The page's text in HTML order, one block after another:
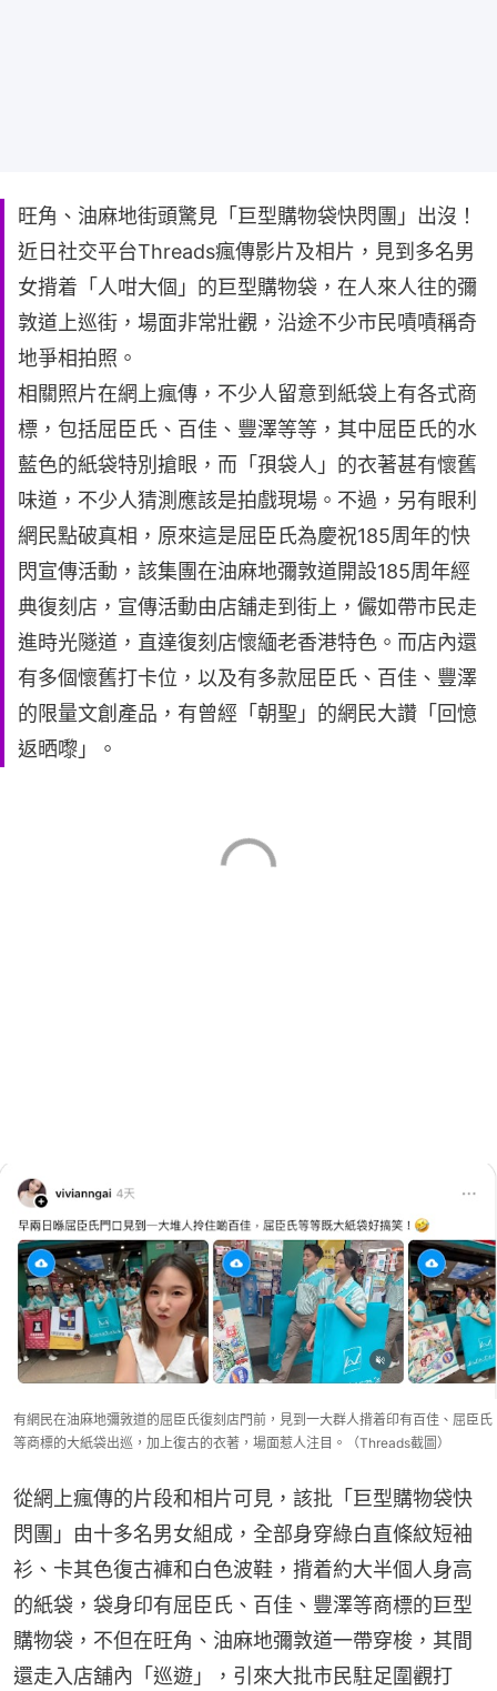
旺角、油麻地街頭驚見「巨型購物袋快閃團」出沒！
近日社交平台Threads瘋傳影片及相片，見到多名男
女揹着「人咁大個」的巨型購物袋，在人來人往的彌
敦道上巡街，場面非常壯觀，沿途不少市民嘖嘖稱奇
地爭相拍照。
相關照片在網上瘋傳，不少人留意到紙袋上有各式商
標，包括屈臣氏、百佳、豐澤等等，其中屈臣氏的水
藍色的紙袋特別搶眼，而「孭袋人」的衣著甚有懷舊
味道，不少人猜測應該是拍戲現場。不過，另有眼利
網民點破真相，原來這是屈臣氏為慶祝185周年的快
閃宣傳活動，該集團在油麻地彌敦道開設185周年經
典復刻店，宣傳活動由店舖走到街上，儼如帶市民走
進時光隧道，直達復刻店懷緬老香港特色。而店內還
有多個懷舊打卡位，以及有多款屈臣氏、百佳、豐澤
的限量文創產品，有曾經「朝聖」的網民大讚「回憶
返晒嚟」。
有網民在油麻地彌敦道的屈臣氏復刻店門前，見到一大群人揹着印有百佳、屈臣氏
等商標的大紙袋出巡，加上復古的衣著，場面惹人注目。（Threads截圖）
從網上瘋傳的片段和相片可見，該批「巨型購物袋快
閃團」由十多名男女組成，全部身穿綠白直條紋短袖
衫、卡其色復古褲和白色波鞋，揹着約大半個人身高
的紙袋，袋身印有屈臣氏、百佳、豐澤等商標的巨型
購物袋，不但在旺角、油麻地彌敦道一帶穿梭，其間
還走入店舖內「巡遊」，引來大批市民駐足圍觀打